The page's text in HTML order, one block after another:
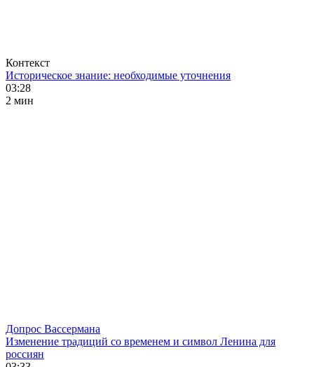
Контекст
Историческое знание: необходимые уточнения
03:28
2 мин
Допрос Вассермана
Изменение традиций со временем и символ Ленина для
россиян